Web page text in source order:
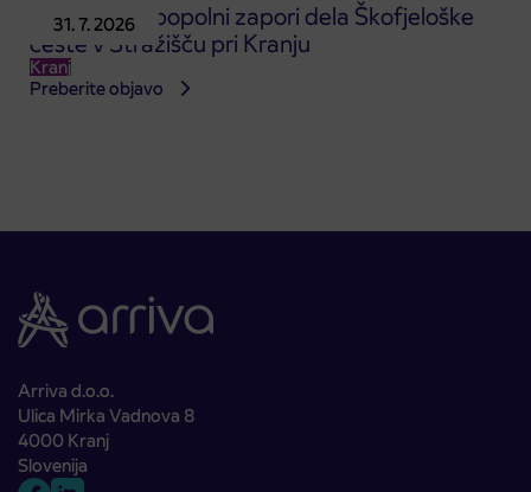
31. 7. 2026
Obvestilo o popolni zapori dela Škofjeloške
ceste v Stražišču pri Kranju
Kranj
Preberite objavo
Arriva d.o.o.
Ulica Mirka Vadnova 8
4000 Kranj
Slovenija